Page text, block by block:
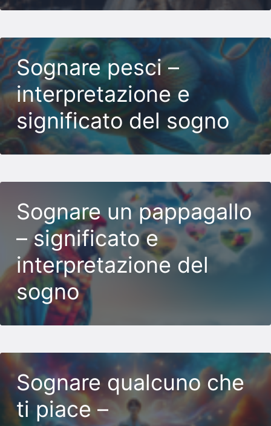
Sognare pesci –
interpretazione e
significato del sogno
Sognare un pappagallo
– significato e
interpretazione del
sogno
Sognare qualcuno che
ti piace –